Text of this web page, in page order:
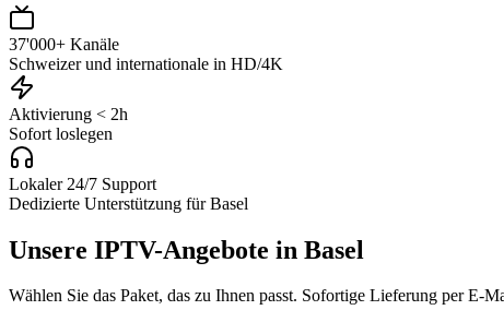
37'000+ Kanäle
Schweizer und internationale in HD/4K
Aktivierung < 2h
Sofort loslegen
Lokaler 24/7 Support
Dedizierte Unterstützung für Basel
Unsere IPTV-Angebote in Basel
Wählen Sie das Paket, das zu Ihnen passt. Sofortige Lieferung per E-